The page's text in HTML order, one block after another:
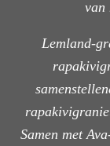
van
Lemland-
Samen met